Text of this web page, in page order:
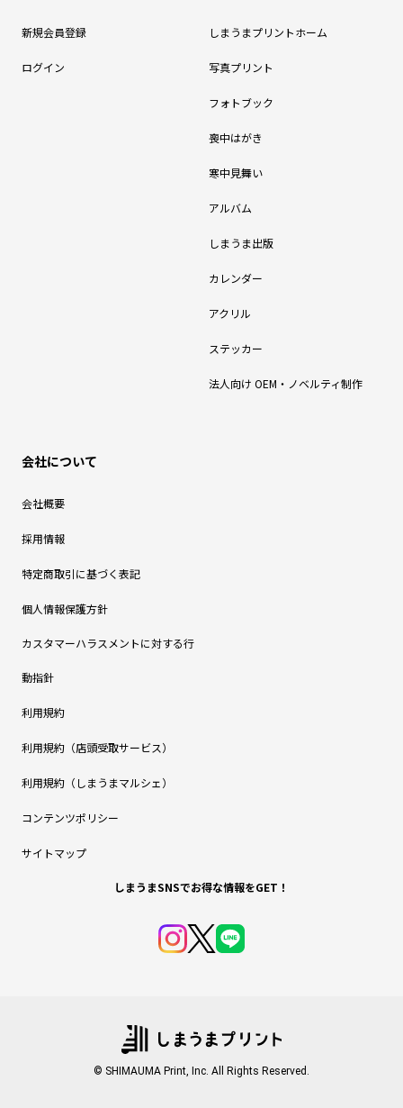
新規会員登録
ログイン
しまうまプリントホーム
写真プリント
フォトブック
喪中はがき
寒中見舞い
アルバム
しまうま出版
カレンダー
アクリル
ステッカー
法人向け OEM・ノベルティ制作
会社について
会社概要
採用情報
特定商取引に基づく表記
個人情報保護方針
カスタマーハラスメントに対する行
動指針
利用規約
利用規約（店頭受取サービス）
利用規約（しまうまマルシェ）
コンテンツポリシー
サイトマップ
しまうまSNSでお得な情報をGET！
© SHIMAUMA Print, Inc. All Rights Reserved.